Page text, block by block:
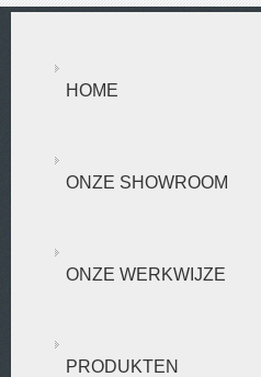
HOME
ONZE SHOWROOM
ONZE WERKWIJZE
PRODUKTEN